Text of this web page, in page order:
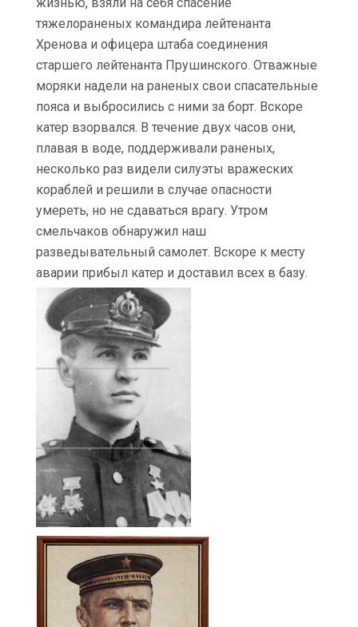
тяжелораненых командира лейтенанта
Хренова и офицера штаба соединения
старшего лейтенанта Прушинского. Отважные
моряки надели на раненых свои спасательные
пояса и выбросились с ними за борт. Вскоре
катер взорвался. В течение двух часов они,
плавая в воде, поддерживали раненых,
несколько раз видели силуэты вражеских
кораблей и решили в случае опасности
умереть, но не сдаваться врагу. Утром
смельчаков обнаружил наш
разведывательный самолет. Вскоре к месту
аварии прибыл катер и доставил всех в базу.